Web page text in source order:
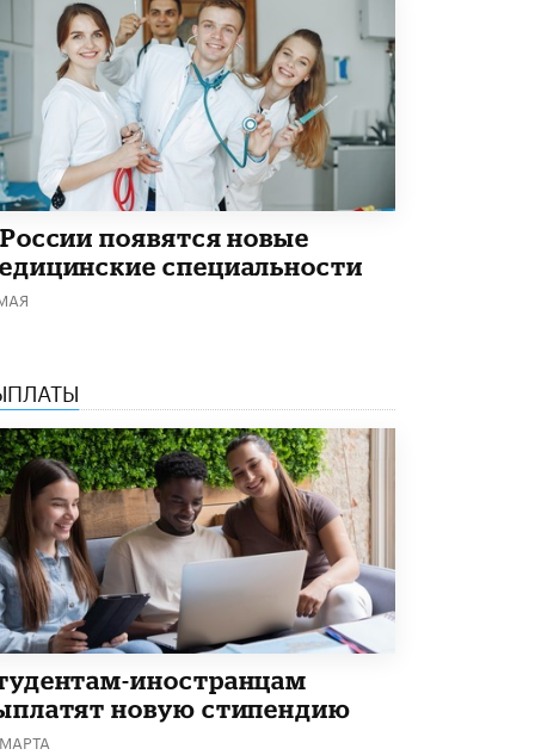
4 ИЮНЯ /КАЧЕСТВО ОБРАЗОВАНИЯ
В Общественной палате предложили
шить школьную форму с учетом
национальных традиций регионов
4 ИЮНЯ / ШКОЛЬНИКИ
В Госдуме предложили ввести онлайн-
формат для апелляций ЕГЭ
3 ИЮНЯ /ЕГЭ И ОГЭ
​Яндекс выпустил бесплатный курс по
защите от ИИ-мошенничества
2 ИЮНЯ /ПОДРОСТКИ
Академик РАН предупредил, что
ChatGPT отучит школьников думать
1 ИЮНЯ /ШКОЛЬНИКИ
В Минобрнауки рассказали о новых
правилах приема в аспирантуру
1 ИЮНЯ /КАЧЕСТВО ОБРАЗОВАНИЯ
появятся новые
специальности
иностранцам
новую стипендию